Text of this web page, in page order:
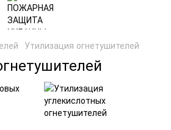
Утилизация огнетушителей